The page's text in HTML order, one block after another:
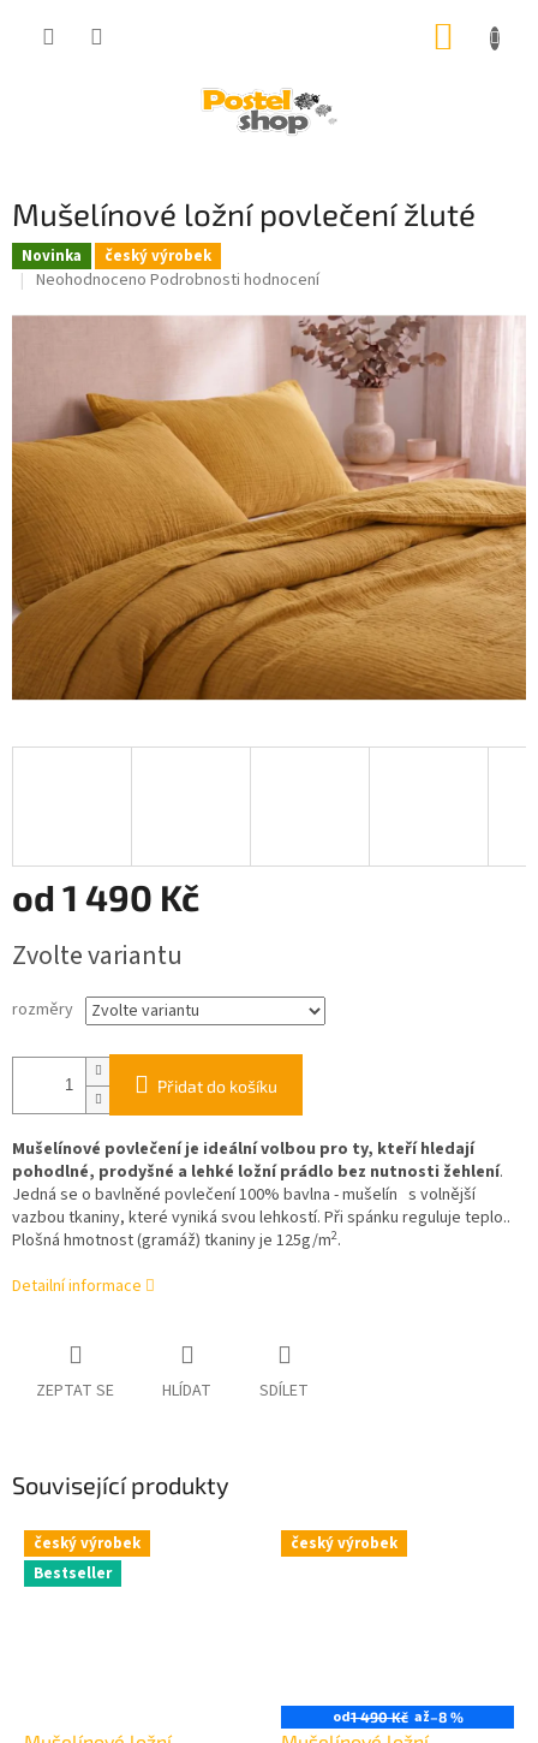
Mušelínové ložní povlečení žluté
Novinka český výrobek
Průměrné
hvězdiček.
Neohodnoceno Podrobnosti hodnocení
od 1 490 Kč
cena:
Zvolte variantu
rozměry
Přidat do košíku
Mušelínové povlečení je ideální volbou pro ty, kteří hledají
pohodlné, prodyšné a lehké ložní prádlo bez nutnosti žehlení.
Jedná se o bavlněné povlečení 100% bavlna - mušelín s volnější
vazbou tkaniny, které vyniká svou lehkostí. Při spánku reguluje teplo..
Plošná hmotnost (gramáž) tkaniny je 125g/m2.
Detailní informace
ZEPTAT SE HLÍDAT SDÍLET
Související produkty
český výrobek
Bestseller
český výrobek
od1 490 Kč až–8 %